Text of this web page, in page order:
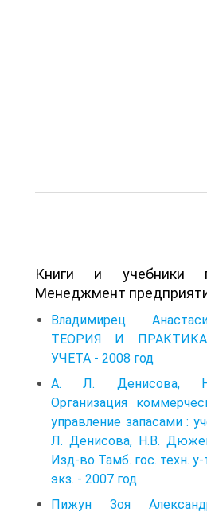
Книги и учебники
Менеджмент
Владимирец
ТЕОРИЯ И
УЧЕТА - 2008 год
А. Л. Денисова,
Организация
управление запасами :
Л. Денисова, Н.В.
Изд-во Тамб. гос. техн.
экз. - 2007 год
Пижун Зоя